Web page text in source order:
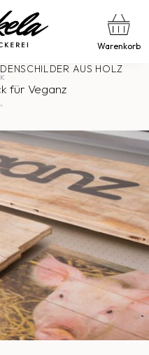
Warenkorb
AUS HOLZ
für Veganz